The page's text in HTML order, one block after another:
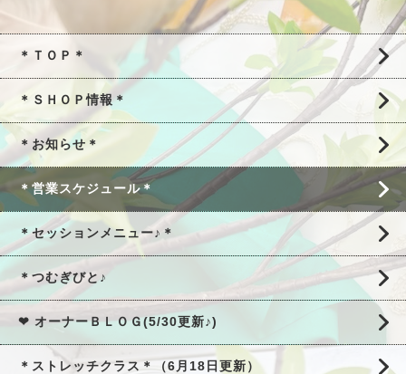
＊ＴＯＰ＊
＊ＳＨＯＰ情報＊
＊お知らせ＊
＊営業スケジュール＊
＊セッションメニュー♪＊
＊つむぎびと♪
❤ オーナーＢＬＯＧ(5/30更新♪)
＊ストレッチクラス＊（6月18日更新）